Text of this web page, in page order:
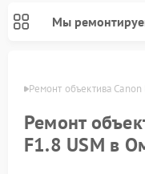
Мы
Ремонт объектива
Ремонт
F1.8 USM в